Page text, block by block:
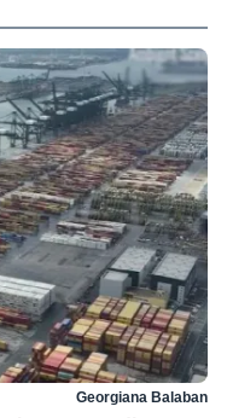
Georgiana Balaban